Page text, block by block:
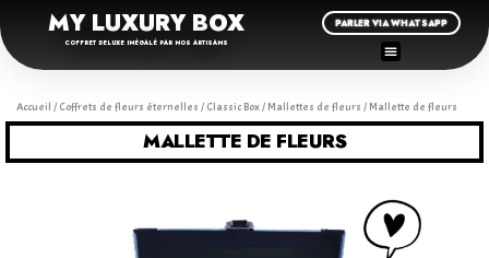
MY LUXURY BOX
COFFRET DELUXE INÉGALÉ PAR NOS ARTISANS
PARLER VIA WHATSAPP
Accueil / Coffrets de fleurs éternelles / Classic Box/ Mallettes de fleurs / Mallette de fleurs
MALLETTE DE FLEURS